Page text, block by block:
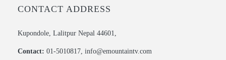
CONTACT ADDRESS
Kupondole, Lalitpur Nepal 44601,
Contact: 01-5010817, info@emountaintv.com